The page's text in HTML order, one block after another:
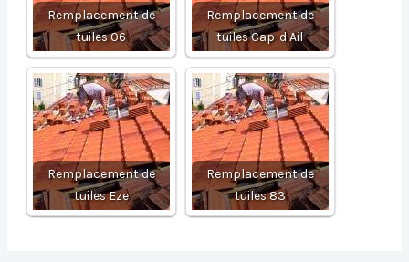
Remplacement de
tuiles 06
Remplacement de
tuiles Cap-d Ail
Remplacement de
tuiles Eze
Remplacement de
tuiles 83